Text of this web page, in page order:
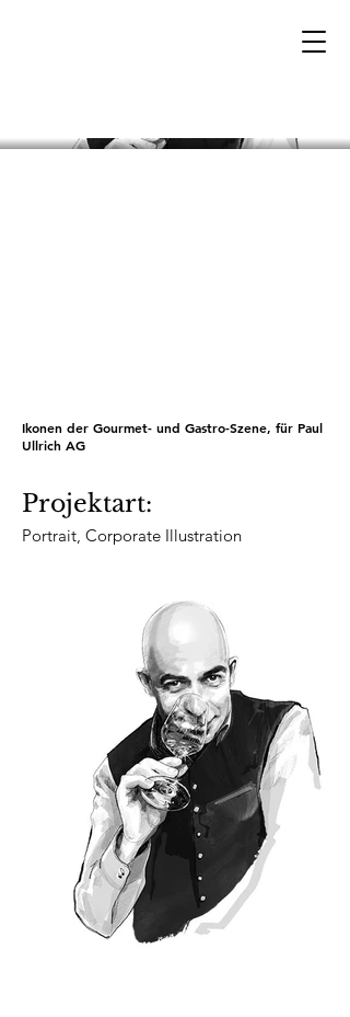
Ikonen der Gourmet- und Gastro-Szene, für Paul
Ullrich AG
Projektart:
Portrait, Corporate Illustration